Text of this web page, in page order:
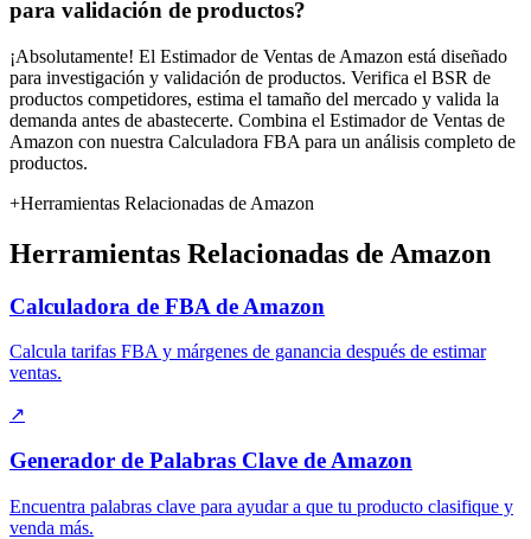
para validación de productos?
¡Absolutamente! El Estimador de Ventas de Amazon está diseñado
para investigación y validación de productos. Verifica el BSR de
productos competidores, estima el tamaño del mercado y valida la
demanda antes de abastecerte. Combina el Estimador de Ventas de
Amazon con nuestra Calculadora FBA para un análisis completo de
productos.
+Herramientas Relacionadas de Amazon
Herramientas Relacionadas de Amazon
Calculadora de FBA de Amazon
Calcula tarifas FBA y márgenes de ganancia después de estimar
ventas.
↗
Generador de Palabras Clave de Amazon
Encuentra palabras clave para ayudar a que tu producto clasifique y
venda más.